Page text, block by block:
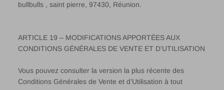
bullbulls , saint pierre, 97430, Réunion.
ARTICLE 19 – MODIFICATIONS APPORTÉES AUX
CONDITIONS GÉNÉRALES DE VENTE ET D’UTILISATION
Vous pouvez consulter la version la plus récente des
Conditions Générales de Vente et d’Utilisation à tout